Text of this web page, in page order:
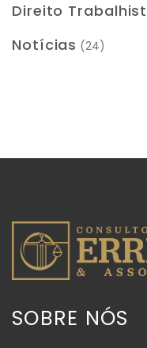
Direito
Notícias (24)
SOBRE NÓS